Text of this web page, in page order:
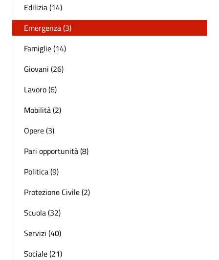
Edilizia (14)
Emergenza (3)
Famiglie (14)
Giovani (26)
Lavoro (6)
Mobilità (2)
Opere (3)
Pari opportunità (8)
Politica (9)
Protezione Civile (2)
Scuola (32)
Servizi (40)
Sociale (21)